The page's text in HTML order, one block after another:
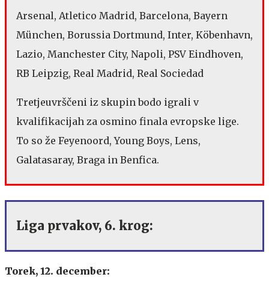
Arsenal, Atletico Madrid, Barcelona, Bayern
München, Borussia Dortmund, Inter, Köbenhavn,
Lazio, Manchester City, Napoli, PSV Eindhoven,
RB Leipzig, Real Madrid, Real Sociedad
Tretjeuvrščeni iz skupin bodo igrali v
kvalifikacijah za osmino finala evropske lige.
To so že Feyenoord, Young Boys, Lens,
Galatasaray, Braga in Benfica.
Liga prvakov, 6. krog:
Torek, 12. december: